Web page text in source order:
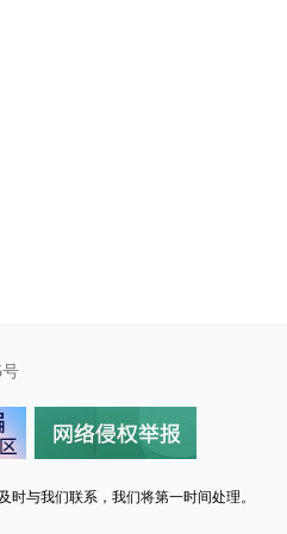
与我们联系，我们将第一时间处理。